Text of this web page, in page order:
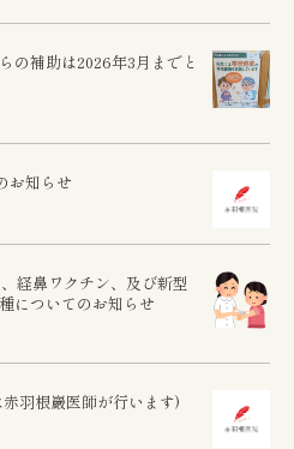
の補助は2026年3月までと
お知らせ
経鼻ワクチン、及び新型
についてのお知らせ
羽根巖医師が行います)